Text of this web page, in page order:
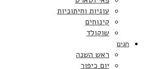
עוגיות וחיתוכיות
קינוחים
שוקולד
חגים
ראש השנה
יום כיפור